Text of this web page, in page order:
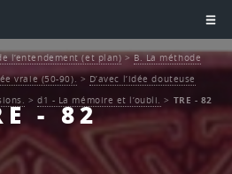
- 82
l’entendement (et plan)>B. La méthode
vraie (50-90). > D’avec l’idée douteuse
>d1 - La mémoire et l’oubli. > TRE - 82